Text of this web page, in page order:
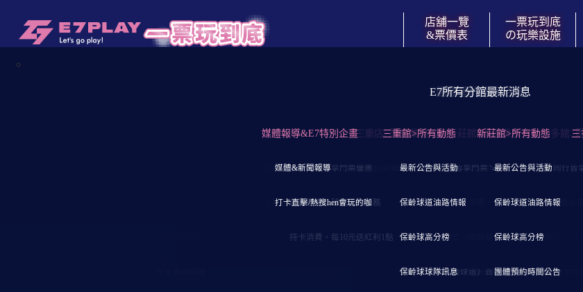
店舖一覽
&票價表
店舖一覽&票價表
店舖一覽表 ↓大台北/三重店↓
【三重店】營業與交通資訊
【三重店】入場票價表
樓層導覽與玩樂設施
↓大台北/新莊店↓
【新莊店】營業與交通資訊
【新莊店】入場票價表
樓層導覽與玩樂設施
餐飲吧台服務
↓大台北/土城
【土城店
【土城店
樓層導
最新公告
一票玩到底
の玩樂設施
玩樂設施
↓飛鏢↓
電子飛鏢機
↓撞球↓
採用比賽球檯布
國手教您打撞球
↓休閒娛樂機↓
狂野飆車9
閃電摩托
變形金剛－柯博文2人座
變形金剛劇院版－大黃蜂2人座
↓運動競
精靈桌上
龍拳2代
桌球發
棒球十六
消費流程&玩法攻略
↓一票玩到底の消費流程↓
《消費流程》購票入館/玩到飽/結束離館
《入館須知》門票の消費者權益
↓各項玩樂設施使用規則↓
「遊樂場區」免投代幣、免費玩
「撞球、飛鏢、包廂等」帶證件至櫃台
自助式《保齡球公鞋》免費借用
《保齡球道》首次開啟時間說明
會員卡獨享優惠
↓E7會員卡等級&優惠比較↓
憑卡同行皆享門票優惠
會員限定→球道預約服務
持卡消費，每10元送紅利1點
E7《紅卡》會員獨享優惠
憑卡同行皆享門票↘9折
E7《金卡》會
憑卡同行皆
團體預約專案洽詢
三重店>團體業務洽談新莊館>團體業務洽談三多館>
E7所有分館最新消息
媒體報導&E7特別企畫
媒體&新聞報導
打卡直擊/熱搜hen會玩的咖
三重館>所有動態
最新公告與活動
保齡球道油路情報
保齡球高分榜
保齡球球隊訊息
新莊館>所有動態
最新公告與活動
保齡球道油路情報
保齡球高分榜
團體預約時間公告
樓層導覽與玩樂設施
【E7三多店】樓層導覽與玩樂設施
E7PLAY「一票玩到底」三多店，位於高雄市三多路，地點便利，就在三信家商斜對面、小北百貨二